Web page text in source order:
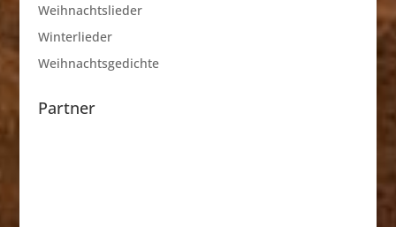
Weihnachtslieder
Winterlieder
Weihnachtsgedichte
Partner